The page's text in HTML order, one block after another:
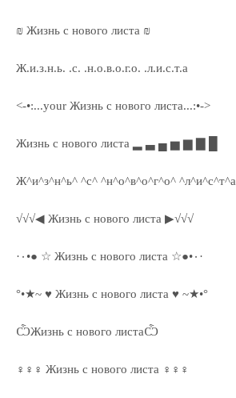
₪ Жизнь с нового листа ₪
Ж.и.з.н.ь. .с. .н.о.в.о.г.о. .л.и.с.т.а
<-•:...your Жизнь с нового листа...:•->
Жизнь с нового листа ▂ ▃ ▄ ▅ ▆ ▇ █
Ж^и^з^н^ь^ ^с^ ^н^о^в^о^г^о^ ^л^и^с^т^а
√√√◀ Жизнь с нового листа ▶√√√
·٠•● ☆ Жизнь с нового листа ☆●•٠·
°•★~ ♥ Жизнь с нового листа ♥ ~★•°
ѼЖизнь с нового листаѼ
♀♀♀ Жизнь с нового листа ♀♀♀